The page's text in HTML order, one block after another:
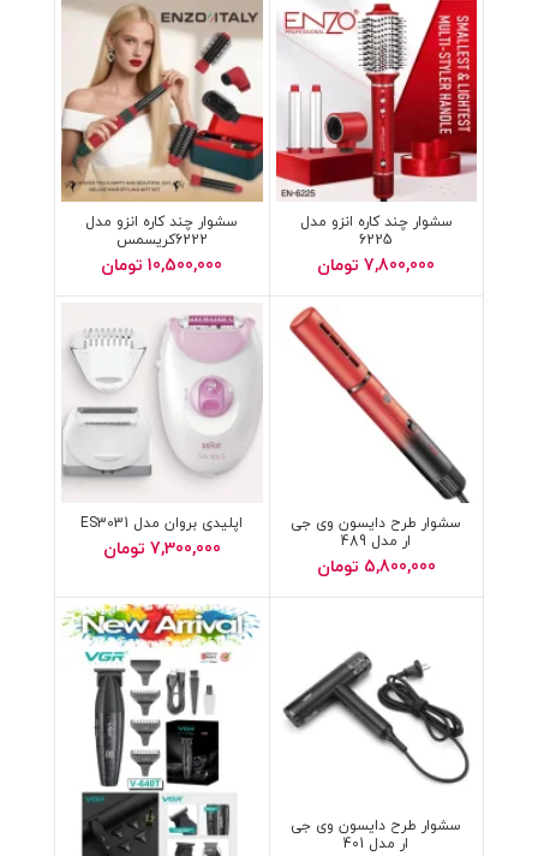
سشوار چند کاره انزو مدل
6225
7,800,000 تومان
سشوار چند کاره انزو مدل
6222کریسمس
10,500,000 تومان
سشوار طرح دایسون وی جی
ار مدل 489
5,800,000 تومان
اپلیدی بروان مدل ES3031
7,300,000 تومان
سشوار طرح دایسون وی جی
ار مدل 401